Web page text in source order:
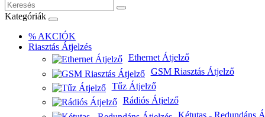
Kategóriák
% AKCIÓK
Riasztás Átjelzés
Ethernet Átjelző
GSM Riasztás Átjelző
Tűz Átjelző
Rádiós Átjelző
Kétutas - Redundáns